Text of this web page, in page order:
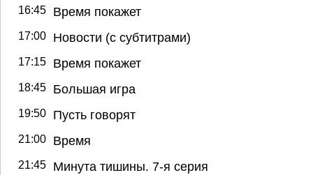
16:45 Время покажет
17:00 Новости (с субтитрами)
17:15 Время покажет
18:45 Большая игра
19:50 Пусть говорят
21:00 Время
21:45 Минута тишины. 7-я серия